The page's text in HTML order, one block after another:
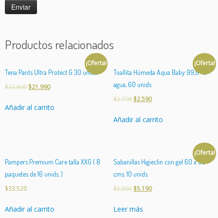
d
Productos relacionados
¡Oferta!
Tena Pants Ultra Protect G 30 unids.
$22.600 $21.990
Añadir al carrito
¡Oferta!
Toallita Húmeda Aqua Baby 99,9 %
agua, 60 unids.
$2.790 $2.590
Añadir al carrito
Pampers Premium Care talla XXG ( 8
paquetes de 16 unids. )
$33.520
Añadir al carrito
¡Oferta!
Sabanillas Higieclin con gel 60 x 90
cms. 10 unids.
$5.500 $5.190
Leer más